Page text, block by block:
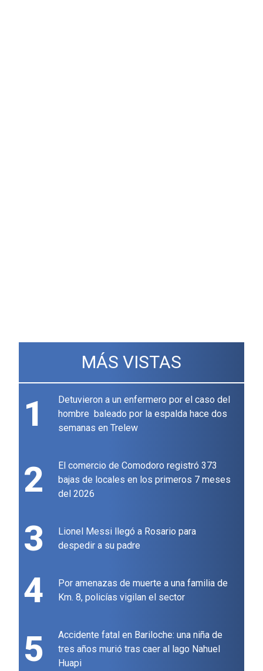
MÁS VISTAS
1
Detuvieron a un enfermero por el caso del
hombre baleado por la espalda hace dos
semanas en Trelew
2
El comercio de Comodoro registró 373
bajas de locales en los primeros 7 meses
del 2026
3
Lionel Messi llegó a Rosario para
despedir a su padre
4
Por amenazas de muerte a una familia de
Km. 8, policías vigilan el sector
5
Accidente fatal en Bariloche: una niña de
tres años murió tras caer al lago Nahuel
Huapi